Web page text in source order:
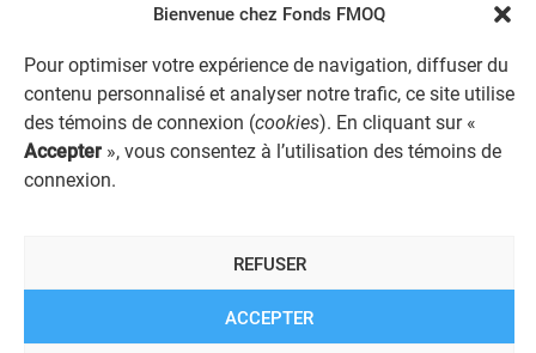
Bienvenue chez Fonds FMOQ
Pour optimiser votre expérience de navigation, diffuser du
contenu personnalisé et analyser notre trafic, ce site utilise
des témoins de connexion (cookies). En cliquant sur «
Accepter », vous consentez à l’utilisation des témoins de
connexion.
ACCEPTER
REFUSER
AVIS JURIDIQUE GÉNÉRAL
POLITIQUE DE TRAITEMENT DES PLAINTES
REGISTRE DES CONFLITS D'INTÉRÊTS